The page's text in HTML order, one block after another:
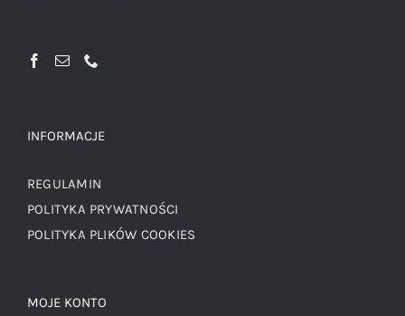
INFORMACJE
REGULAMIN
POLITYKA PRYWATNOŚCI
POLITYKA PLIKÓW COOKIES
MOJE KONTO